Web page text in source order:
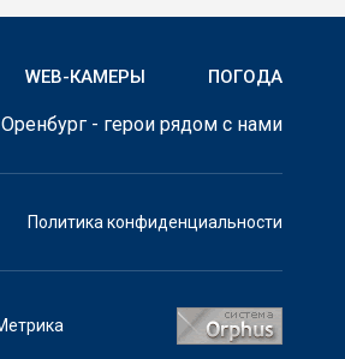
WEB-КАМЕРЫ ПОГОДА
Оренбург - герои рядом с нами
Политика конфиденциальности